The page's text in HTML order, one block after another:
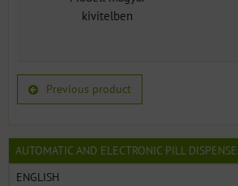
kivitelben
Previous product
AUTOMATIC AND ELECTRONIC PILL
ENGLISH